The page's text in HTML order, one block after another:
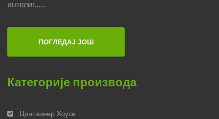
интелиг......
ПОГЛЕДАЈ ЈОШ
Категорије производа
Цонтаинер Хоусе